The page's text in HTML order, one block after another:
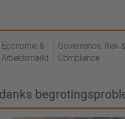
Economie &
Arbeidsmarkt
Governance, Risk &
Compliance